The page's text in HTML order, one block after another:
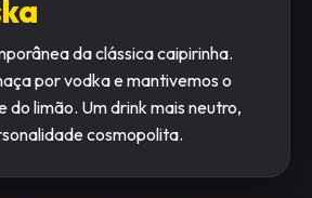
da clássica caipirinha.
por vodka e mantivemos o
do limão. Um drink mais neutro,
cosmopolita.